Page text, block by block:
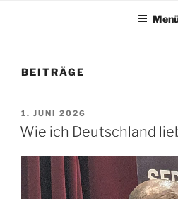
BEITRÄGE
VERÖFFENTLICHT
AM
1. JUNI 2026
Wie ich Deutschland